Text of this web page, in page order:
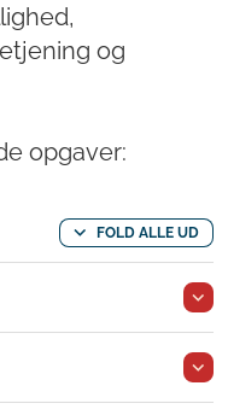
og
opgaver:
FOLD ALLE UD